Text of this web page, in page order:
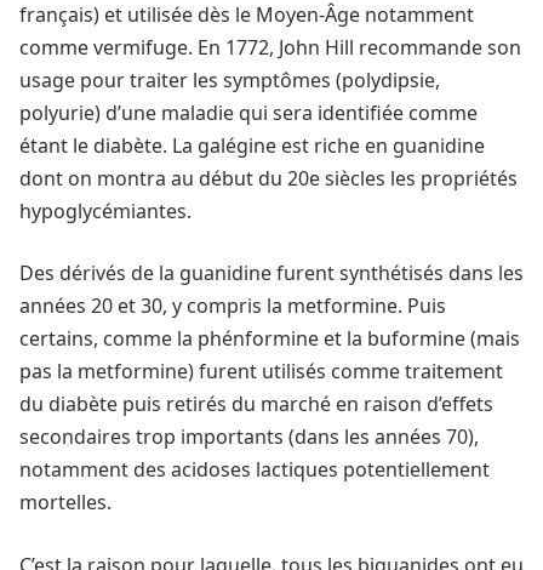
français) et utilisée dès le Moyen-Âge notamment
comme vermifuge. En 1772, John Hill recommande son
usage pour traiter les symptômes (polydipsie,
polyurie) d’une maladie qui sera identifiée comme
étant le diabète. La galégine est riche en guanidine
dont on montra au début du 20e siècles les propriétés
hypoglycémiantes.
Des dérivés de la guanidine furent synthétisés dans les
années 20 et 30, y compris la metformine. Puis
certains, comme la phénformine et la buformine (mais
pas la metformine) furent utilisés comme traitement
du diabète puis retirés du marché en raison d’effets
secondaires trop importants (dans les années 70),
notamment des acidoses lactiques potentiellement
mortelles.